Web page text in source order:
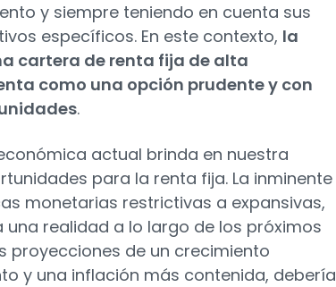
y siempre teniendo en cuenta sus
específicos. En este contexto, la
cartera de renta fija de alta
como una opción prudente y con
.
actual brinda en nuestra
para la renta fija. La inminente
monetarias restrictivas a expansivas,
una realidad a lo largo de los próximos
proyecciones de un crecimiento
y una inflación más contenida, debería